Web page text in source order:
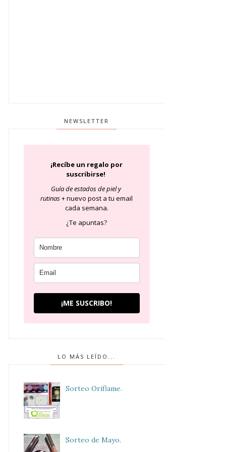
NEWSLETTER
¡Recíbe un regalo por
suscribirse!
Guía de estados de piely
rutinas+ nuevo post a tu email
cada semana.
¿Te apuntas?
¡ME SUSCRIBO!
LO MÁS LEÍDO...
Sorteo Oriflame.
Sorteo de Mayo.